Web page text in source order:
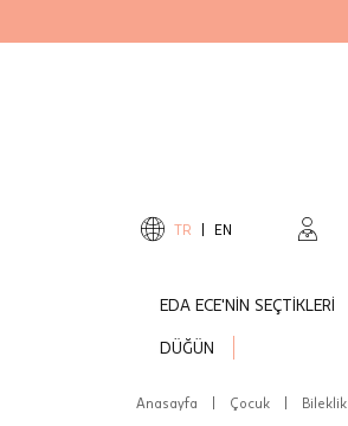
TR EN
EDA ECE'NİN SEÇTİKLERİ
DÜĞÜN
Anasayfa Çocuk Bileklik